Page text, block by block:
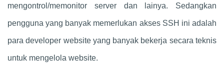
mengontrol/memonitor server dan lainya. Sedangkan
pengguna yang banyak memerlukan akses SSH ini adalah
para developer website yang banyak bekerja secara teknis
untuk mengelola website.